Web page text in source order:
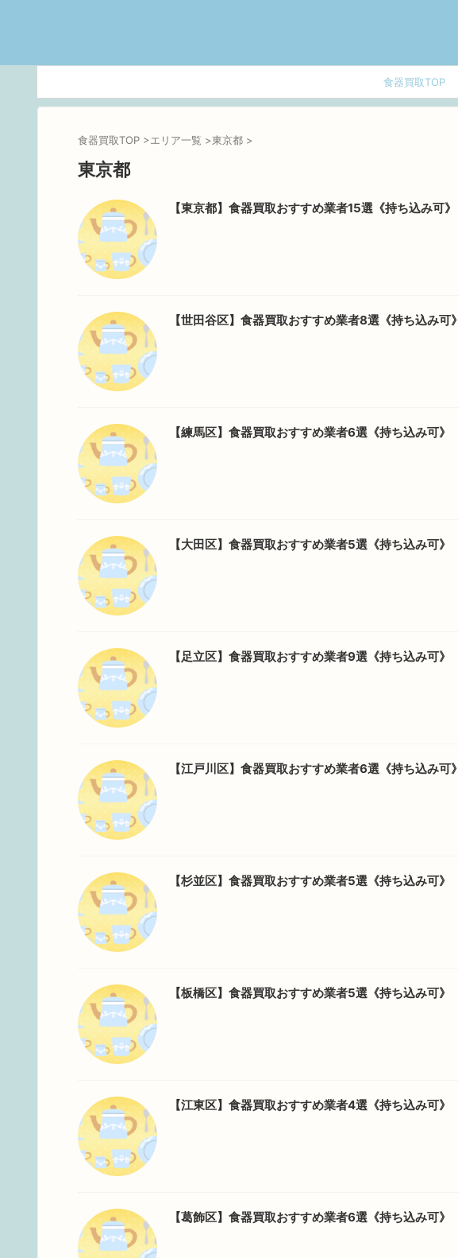
食器買取TOP
食器買取TOP >エリア一覧 >東京都 >
東京都
【東京都】食器買取おすすめ業者15選《持ち込み可》
【世田谷区】食器買取おすすめ業者8選《持ち込み可》
【練馬区】食器買取おすすめ業者6選《持ち込み可》
【大田区】食器買取おすすめ業者5選《持ち込み可》
【足立区】食器買取おすすめ業者9選《持ち込み可》
【江戸川区】食器買取おすすめ業者6選《持ち込み可》
【杉並区】食器買取おすすめ業者5選《持ち込み可》
【板橋区】食器買取おすすめ業者5選《持ち込み可》
【江東区】食器買取おすすめ業者4選《持ち込み可》
【葛飾区】食器買取おすすめ業者6選《持ち込み可》